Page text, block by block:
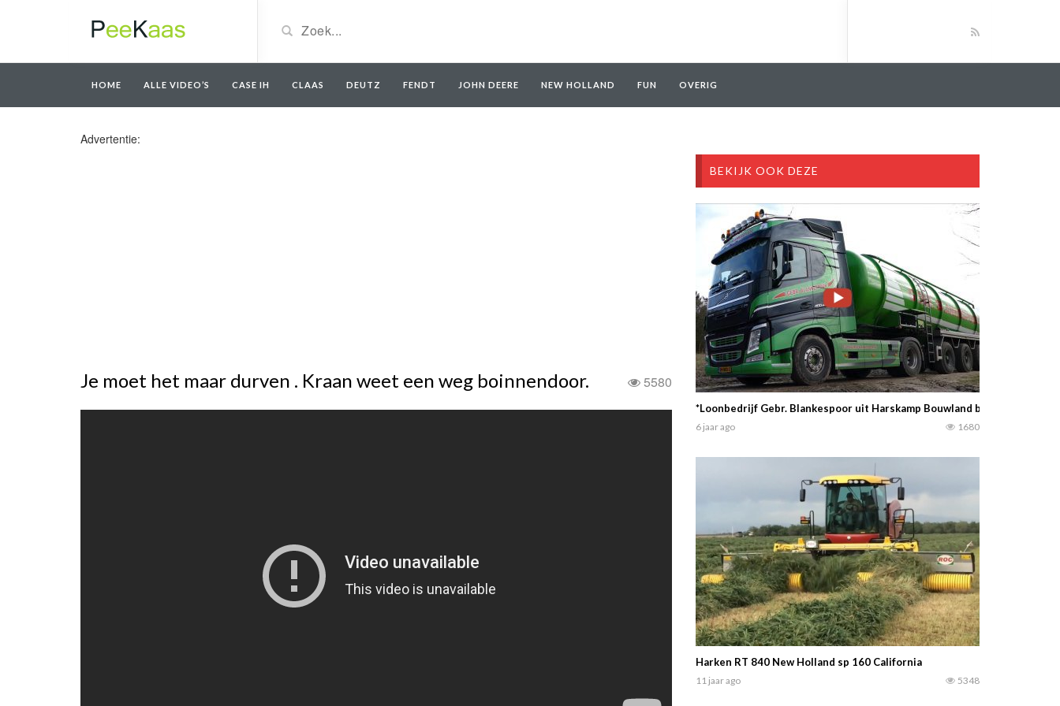
HOME ALLE VIDEO’S CASE IH CLAAS DEUTZ FENDT JOHN DEERE NEW HOLLAND FUN OVERIG
Advertentie:
Je moet het maar durven . Kraan weet een weg boinnendoor. 5580
BEKIJK OOK DEZE
*Loonbedrijf Gebr. Blankespoor uit Harskamp Bouwland bemesten
6 jaar ago 1680
Harken RT 840 New Holland sp 160 California
11 jaar ago 5348